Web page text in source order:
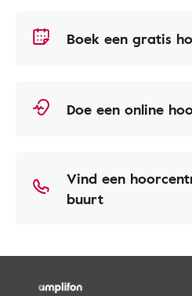
Boek een gratis
Doe een online
Vind een
buurt